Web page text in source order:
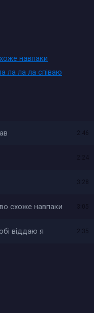
навпаки
ла ла ла співаю
2:46
3:28
схоже навпаки
віддаю я 2:35